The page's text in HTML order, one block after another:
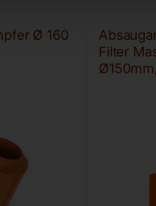
Ø 160
Filter